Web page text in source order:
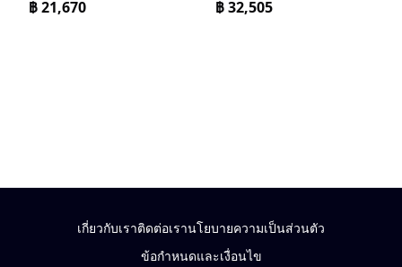
฿21,670
฿32,505
เกี่ยวกับเราติดต่อเรานโยบายความเป็นส่วนตัว
ข้อกำหนดและเงื่อนไข